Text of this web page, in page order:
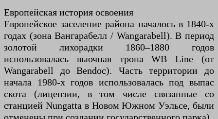
Европейская история освоения
Европейское заселение района началось в 1840-х
годах (зона Вангарабелл / Wangarabell). В период
золотой лихорадки 1860–1880 годов
использовалась вьючная тропа WB Line (от
Wangarabell до Bendoc). Часть территории до
начала 1980-х годов использовалась под выпас
скота (лицензии, в том числе связанные со
станцией Nungatta в Новом Южном Уэльсе, были